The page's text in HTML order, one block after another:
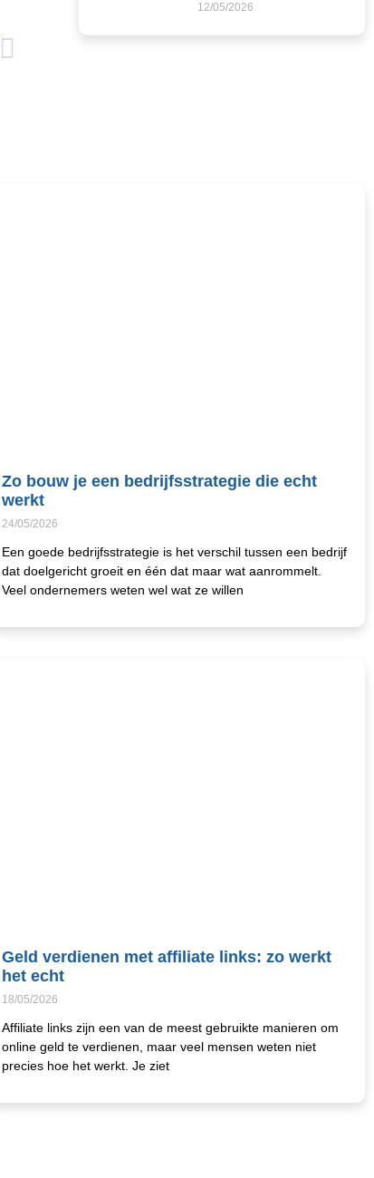
12/05/2026
Zo bouw je een bedrijfsstrategie die echt
werkt
24/05/2026
Een goede bedrijfsstrategie is het verschil tussen een bedrijf
dat doelgericht groeit en één dat maar wat aanrommelt.
Veel ondernemers weten wel wat ze willen
Geld verdienen met affiliate links: zo werkt
het echt
18/05/2026
Affiliate links zijn een van de meest gebruikte manieren om
online geld te verdienen, maar veel mensen weten niet
precies hoe het werkt. Je ziet